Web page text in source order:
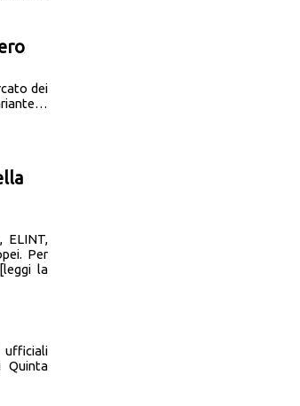
dei
ELINT,
Per
la
ufficiali
Quinta